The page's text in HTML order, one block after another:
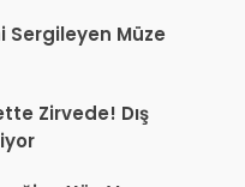
Sergileyen Müze
Zirvede! Dış